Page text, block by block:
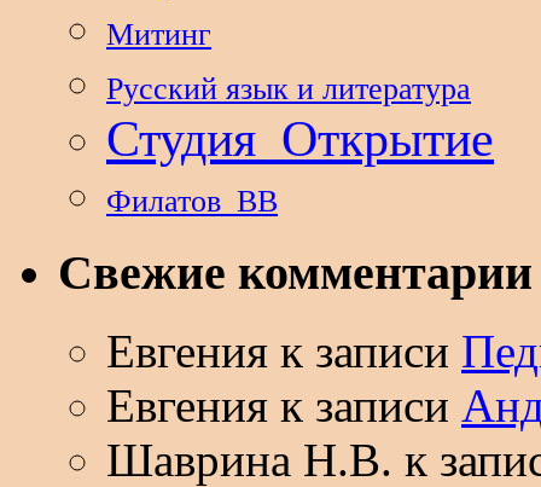
Митинг
Русский язык и литература
Студия_Открытие
Филатов_ВВ
Свежие комментарии
Евгения к записи
Евгения к записи
Шаврина Н.В. к